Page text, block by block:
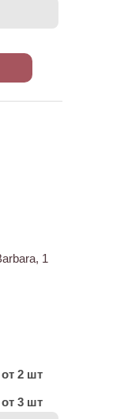
1
от 2 шт
от 3 шт